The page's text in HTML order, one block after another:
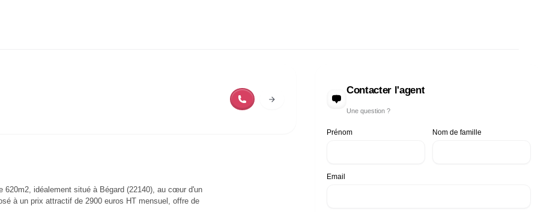
idéalement situé à Bégard (22140), au cœur d'un
à un prix attractif de 2900 euros HT mensuel, offre de
Contacter l'agent
Une question ?
Prénom Nom de famille
Email